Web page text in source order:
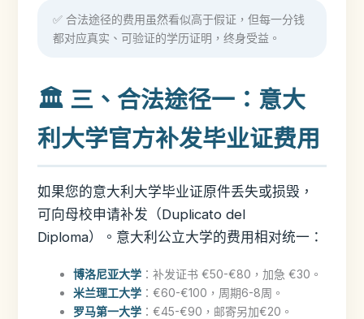
✅ 合法途径的费用虽然看似高于假证，但每一分钱
都对应真实、可验证的学历证明，终身受益。
🏛️ 三、合法途径一：意大
利大学官方补发毕业证费用
如果您的意大利大学毕业证原件丢失或损毁，
可向母校申请补发（Duplicato del
Diploma）。意大利公立大学的费用相对统一：
博洛尼亚大学：补发证书 €50-€80，加急 €30。
米兰理工大学：€60-€100，周期6-8周。
罗马第一大学：€45-€90，邮寄另加€20。